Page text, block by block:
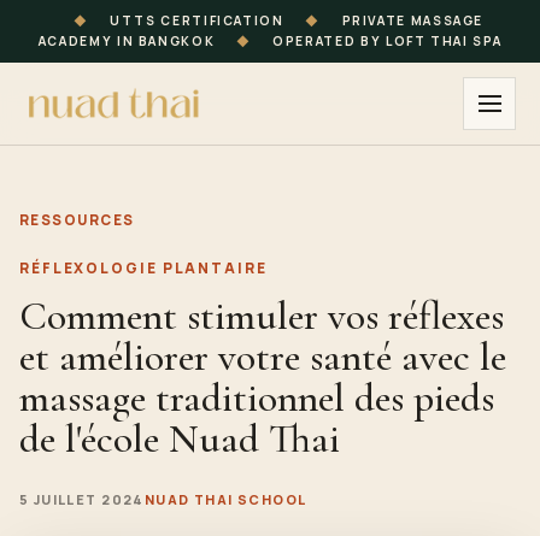
◆ UTTS CERTIFICATION ◆
PRIVATE MASSAGE
ACADEMY IN BANGKOK
◆ OPERATED BY LOFT THAI SPA
RESSOURCES
RÉFLEXOLOGIE PLANTAIRE
Comment stimuler vos réflexes
et améliorer votre santé avec le
massage traditionnel des pieds
de l'école Nuad Thai
5 JUILLET 2024 NUAD THAI SCHOOL